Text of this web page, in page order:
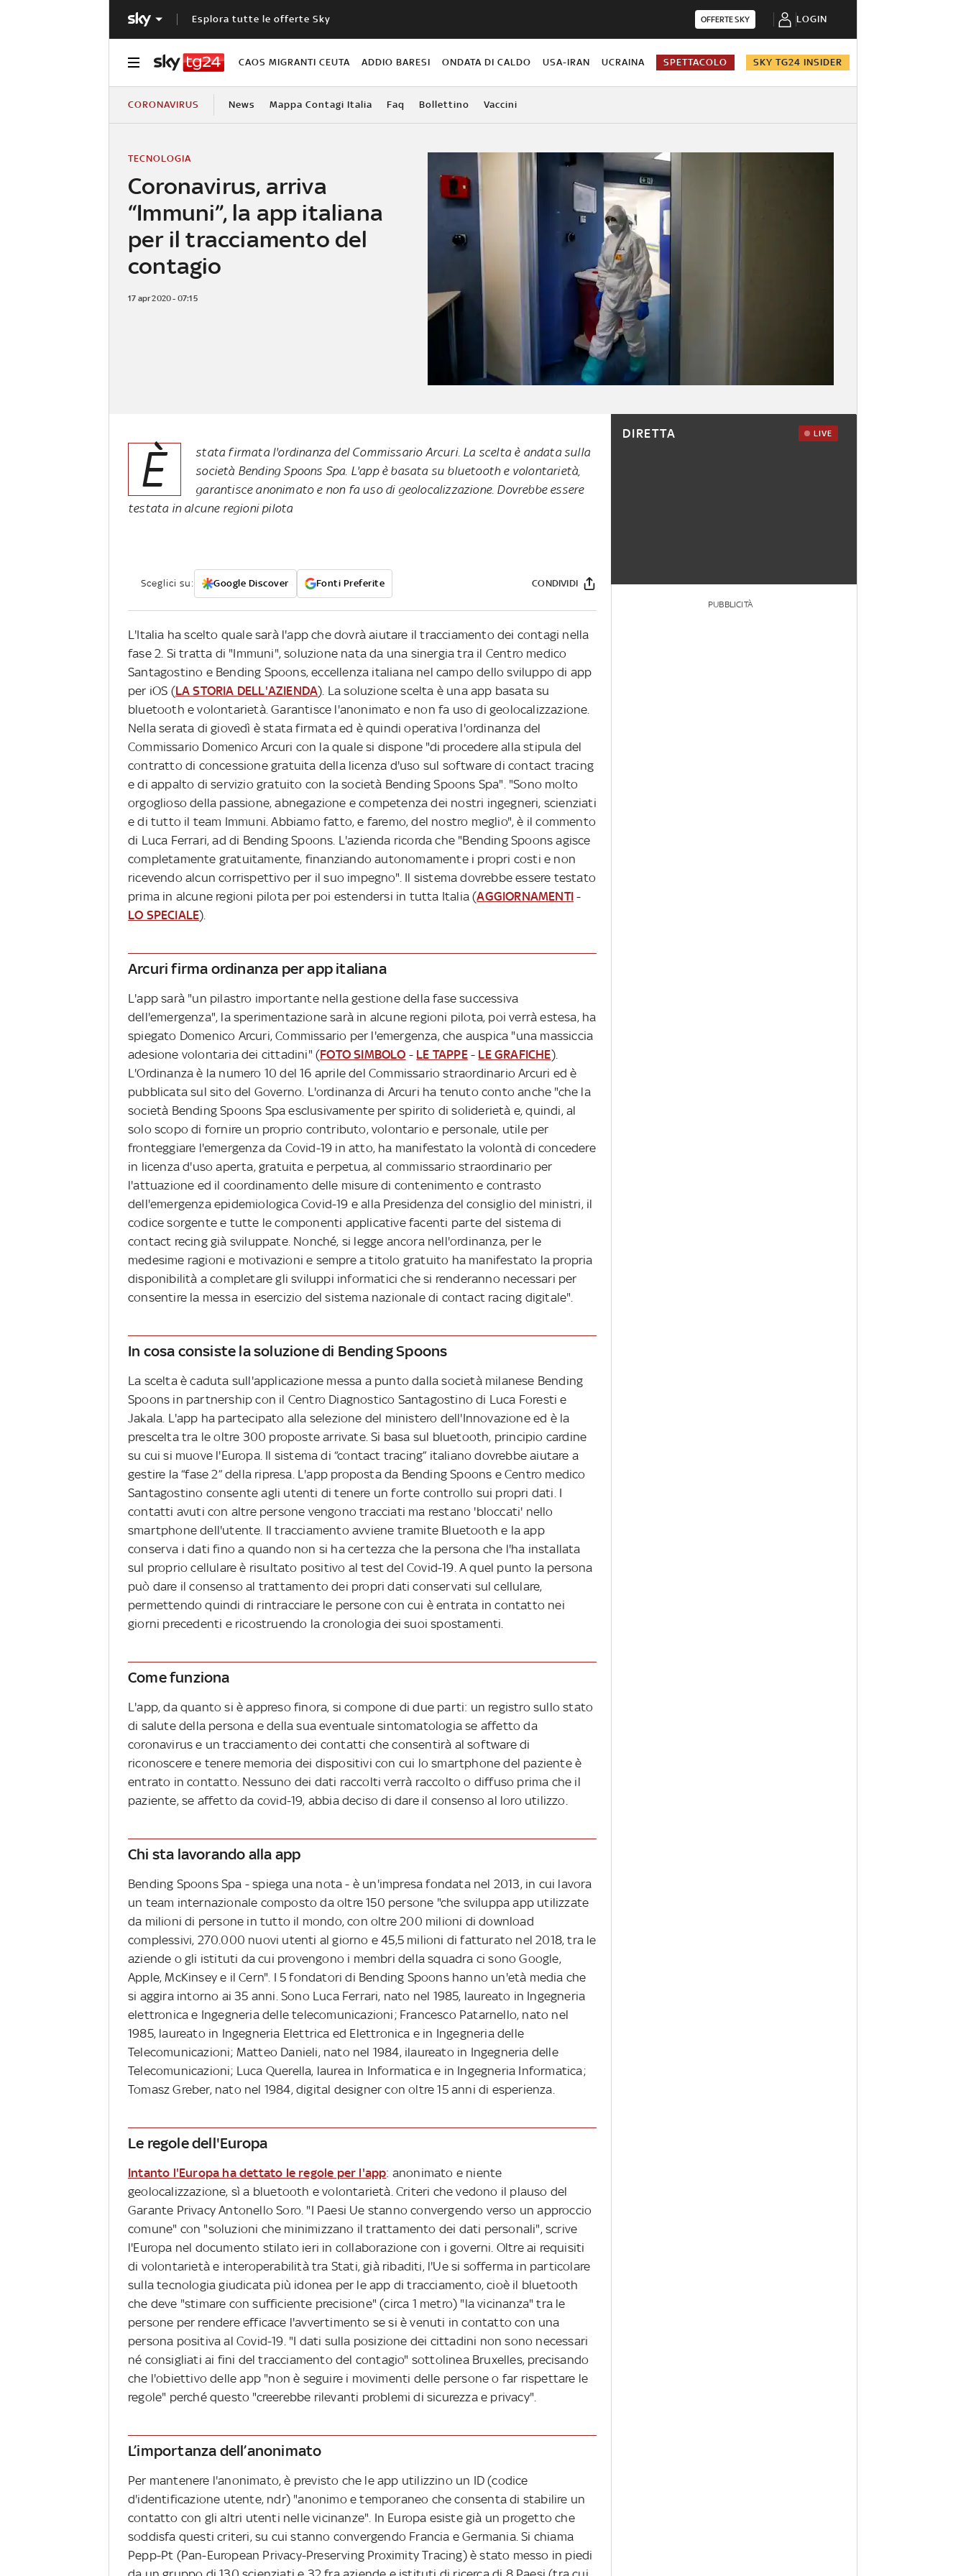
Esplora tutte le offerte Sky OFFERTE SKY LOGIN
CAOS MIGRANTI CEUTA ADDIO BARESI ONDATA DI CALDO USA-IRAN UCRAINA SPETTACOLO SKY TG24 INSIDER
CORONAVIRUS News Mappa Contagi Italia Faq Bollettino Vaccini
Coronavirus, arriva
“Immuni”, la app italiana
per il tracciamento del
contagio
TECNOLOGIA
17 apr 2020 - 07:15
È
stata firmata l'ordinanza del Commissario Arcuri. La scelta è andata sulla
società Bending Spoons Spa. L'app è basata su bluetooth e volontarietà,
garantisce anonimato e non fa uso di geolocalizzazione. Dovrebbe essere
testata in alcune regioni pilota
Sceglici su: Google Discover Fonti Preferite CONDIVIDI
L'Italia ha scelto quale sarà l'app che dovrà aiutare il tracciamento dei contagi nella
fase 2. Si tratta di "Immuni", soluzione nata da una sinergia tra il Centro medico
Santagostino e Bending Spoons, eccellenza italiana nel campo dello sviluppo di app
per iOS (LA STORIA DELL'AZIENDA). La soluzione scelta è una app basata su
bluetooth e volontarietà. Garantisce l'anonimato e non fa uso di geolocalizzazione.
Nella serata di giovedì è stata firmata ed è quindi operativa l'ordinanza del
Commissario Domenico Arcuri con la quale si dispone "di procedere alla stipula del
contratto di concessione gratuita della licenza d'uso sul software di contact tracing
e di appalto di servizio gratuito con la società Bending Spoons Spa". "Sono molto
orgoglioso della passione, abnegazione e competenza dei nostri ingegneri, scienziati
e di tutto il team Immuni. Abbiamo fatto, e faremo, del nostro meglio", è il commento
di Luca Ferrari, ad di Bending Spoons. L'azienda ricorda che "Bending Spoons agisce
completamente gratuitamente, finanziando autonomamente i propri costi e non
ricevendo alcun corrispettivo per il suo impegno". Il sistema dovrebbe essere testato
prima in alcune regioni pilota per poi estendersi in tutta Italia (AGGIORNAMENTI -
LO SPECIALE).
Arcuri firma ordinanza per app italiana
L'app sarà "un pilastro importante nella gestione della fase successiva
dell'emergenza", la sperimentazione sarà in alcune regioni pilota, poi verrà estesa, ha
spiegato Domenico Arcuri, Commissario per l'emergenza, che auspica "una massiccia
adesione volontaria dei cittadini" (FOTO SIMBOLO - LE TAPPE- LE GRAFICHE).
L'Ordinanza è la numero 10 del 16 aprile del Commissario straordinario Arcuri ed è
pubblicata sul sito del Governo. L'ordinanza di Arcuri ha tenuto conto anche "che la
società Bending Spoons Spa esclusivamente per spirito di soliderietà e, quindi, al
solo scopo di fornire un proprio contributo, volontario e personale, utile per
fronteggiare l'emergenza da Covid-19 in atto, ha manifestato la volontà di concedere
in licenza d'uso aperta, gratuita e perpetua, al commissario straordinario per
l'attuazione ed il coordinamento delle misure di contenimento e contrasto
dell'emergenza epidemiologica Covid-19 e alla Presidenza del consiglio del ministri, il
codice sorgente e tutte le componenti applicative facenti parte del sistema di
contact recing già sviluppate. Nonché, si legge ancora nell'ordinanza, per le
medesime ragioni e motivazioni e sempre a titolo gratuito ha manifestato la propria
disponibilità a completare gli sviluppi informatici che si renderanno necessari per
consentire la messa in esercizio del sistema nazionale di contact racing digitale".
In cosa consiste la soluzione di Bending Spoons
La scelta è caduta sull'applicazione messa a punto dalla società milanese Bending
Spoons in partnership con il Centro Diagnostico Santagostino di Luca Foresti e
Jakala. L'app ha partecipato alla selezione del ministero dell'Innovazione ed è la
prescelta tra le oltre 300 proposte arrivate. Si basa sul bluetooth, principio cardine
su cui si muove l'Europa. Il sistema di “contact tracing” italiano dovrebbe aiutare a
gestire la “fase 2” della ripresa. L'app proposta da Bending Spoons e Centro medico
Santagostino consente agli utenti di tenere un forte controllo sui propri dati. I
contatti avuti con altre persone vengono tracciati ma restano 'bloccati' nello
smartphone dell'utente. Il tracciamento avviene tramite Bluetooth e la app
conserva i dati fino a quando non si ha certezza che la persona che l'ha installata
sul proprio cellulare è risultato positivo al test del Covid-19. A quel punto la persona
può dare il consenso al trattamento dei propri dati conservati sul cellulare,
permettendo quindi di rintracciare le persone con cui è entrata in contatto nei
giorni precedenti e ricostruendo la cronologia dei suoi spostamenti.
Come funziona
L'app, da quanto si è appreso finora, si compone di due parti: un registro sullo stato
di salute della persona e della sua eventuale sintomatologia se affetto da
coronavirus e un tracciamento dei contatti che consentirà al software di
riconoscere e tenere memoria dei dispositivi con cui lo smartphone del paziente è
entrato in contatto. Nessuno dei dati raccolti verrà raccolto o diffuso prima che il
paziente, se affetto da covid-19, abbia deciso di dare il consenso al loro utilizzo.
Chi sta lavorando alla app
Bending Spoons Spa - spiega una nota - è un'impresa fondata nel 2013, in cui lavora
un team internazionale composto da oltre 150 persone "che sviluppa app utilizzate
da milioni di persone in tutto il mondo, con oltre 200 milioni di download
complessivi, 270.000 nuovi utenti al giorno e 45,5 milioni di fatturato nel 2018, tra le
aziende o gli istituti da cui provengono i membri della squadra ci sono Google,
Apple, McKinsey e il Cern". I 5 fondatori di Bending Spoons hanno un'età media che
si aggira intorno ai 35 anni. Sono Luca Ferrari, nato nel 1985, laureato in Ingegneria
elettronica e Ingegneria delle telecomunicazioni; Francesco Patarnello, nato nel
1985, laureato in Ingegneria Elettrica ed Elettronica e in Ingegneria delle
Telecomunicazioni; Matteo Danieli, nato nel 1984, ilaureato in Ingegneria delle
Telecomunicazioni; Luca Querella, laurea in Informatica e in Ingegneria Informatica;
Tomasz Greber, nato nel 1984, digital designer con oltre 15 anni di esperienza.
Le regole dell'Europa
Intanto l'Europa ha dettato le regole per l'app: anonimato e niente
geolocalizzazione, sì a bluetooth e volontarietà. Criteri che vedono il plauso del
Garante Privacy Antonello Soro. "I Paesi Ue stanno convergendo verso un approccio
comune" con "soluzioni che minimizzano il trattamento dei dati personali", scrive
l'Europa nel documento stilato ieri in collaborazione con i governi. Oltre ai requisiti
di volontarietà e interoperabilità tra Stati, già ribaditi, l'Ue si sofferma in particolare
sulla tecnologia giudicata più idonea per le app di tracciamento, cioè il bluetooth
che deve "stimare con sufficiente precisione" (circa 1 metro) "la vicinanza" tra le
persone per rendere efficace l'avvertimento se si è venuti in contatto con una
persona positiva al Covid-19. "I dati sulla posizione dei cittadini non sono necessari
né consigliati ai fini del tracciamento del contagio" sottolinea Bruxelles, precisando
che l'obiettivo delle app "non è seguire i movimenti delle persone o far rispettare le
regole" perché questo "creerebbe rilevanti problemi di sicurezza e privacy".
L’importanza dell’anonimato
Per mantenere l'anonimato, è previsto che le app utilizzino un ID (codice
d'identificazione utente, ndr) "anonimo e temporaneo che consenta di stabilire un
contatto con gli altri utenti nelle vicinanze". In Europa esiste già un progetto che
soddisfa questi criteri, su cui stanno convergendo Francia e Germania. Si chiama
Pepp-Pt (Pan-European Privacy-Preserving Proximity Tracing) è stato messo in piedi
DIRETTA LIVE
PUBBLICITÀ